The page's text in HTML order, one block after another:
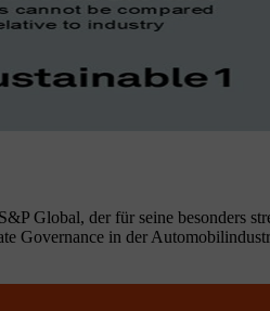
Global, der für seine besonders
Governance in der